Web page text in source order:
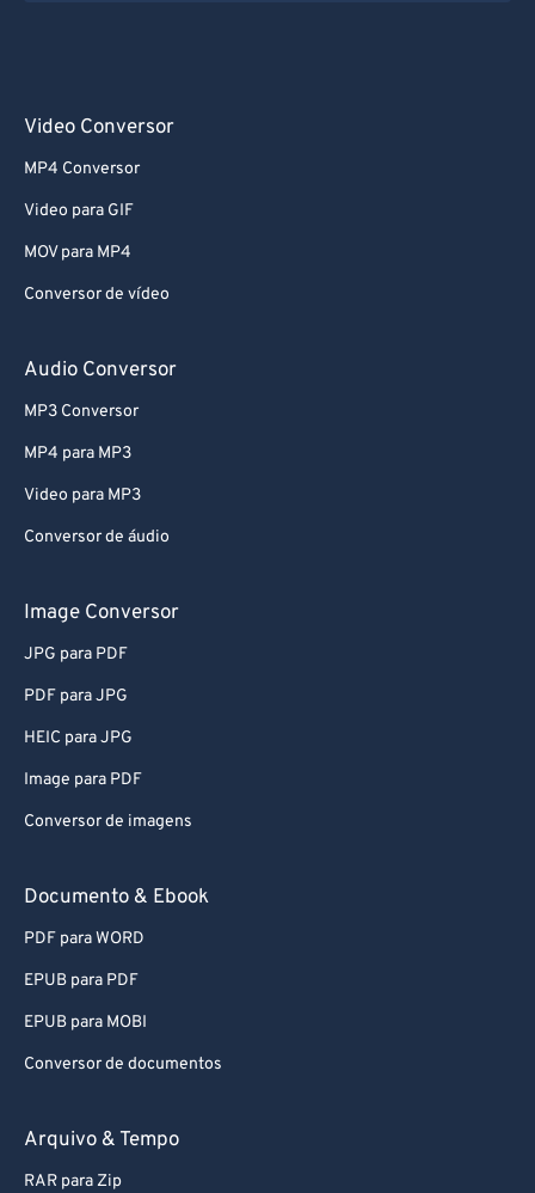
Video Conversor
MP4 Conversor
Video para GIF
MOV para MP4
Conversor de vídeo
Audio Conversor
MP3 Conversor
MP4 para MP3
Video para MP3
Conversor de áudio
Image Conversor
JPG para PDF
PDF para JPG
HEIC para JPG
Image para PDF
Conversor de imagens
Documento & Ebook
PDF para WORD
EPUB para PDF
EPUB para MOBI
Conversor de documentos
Arquivo & Tempo
RAR para Zip